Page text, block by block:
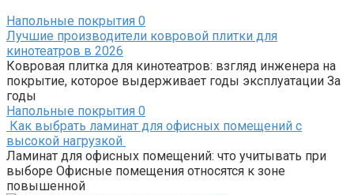
Напольные покрытия 0
Лучшие производители ковровой плитки для
кинотеатров в 2026
Ковровая плитка для кинотеатров: взгляд инженера на
покрытие, которое выдерживает годы эксплуатации За
годы
Напольные покрытия 0
Как выбрать ламинат для офисных помещений с
высокой нагрузкой
Ламинат для офисных помещений: что учитывать при
выборе Офисные помещения относятся к зоне
повышенной